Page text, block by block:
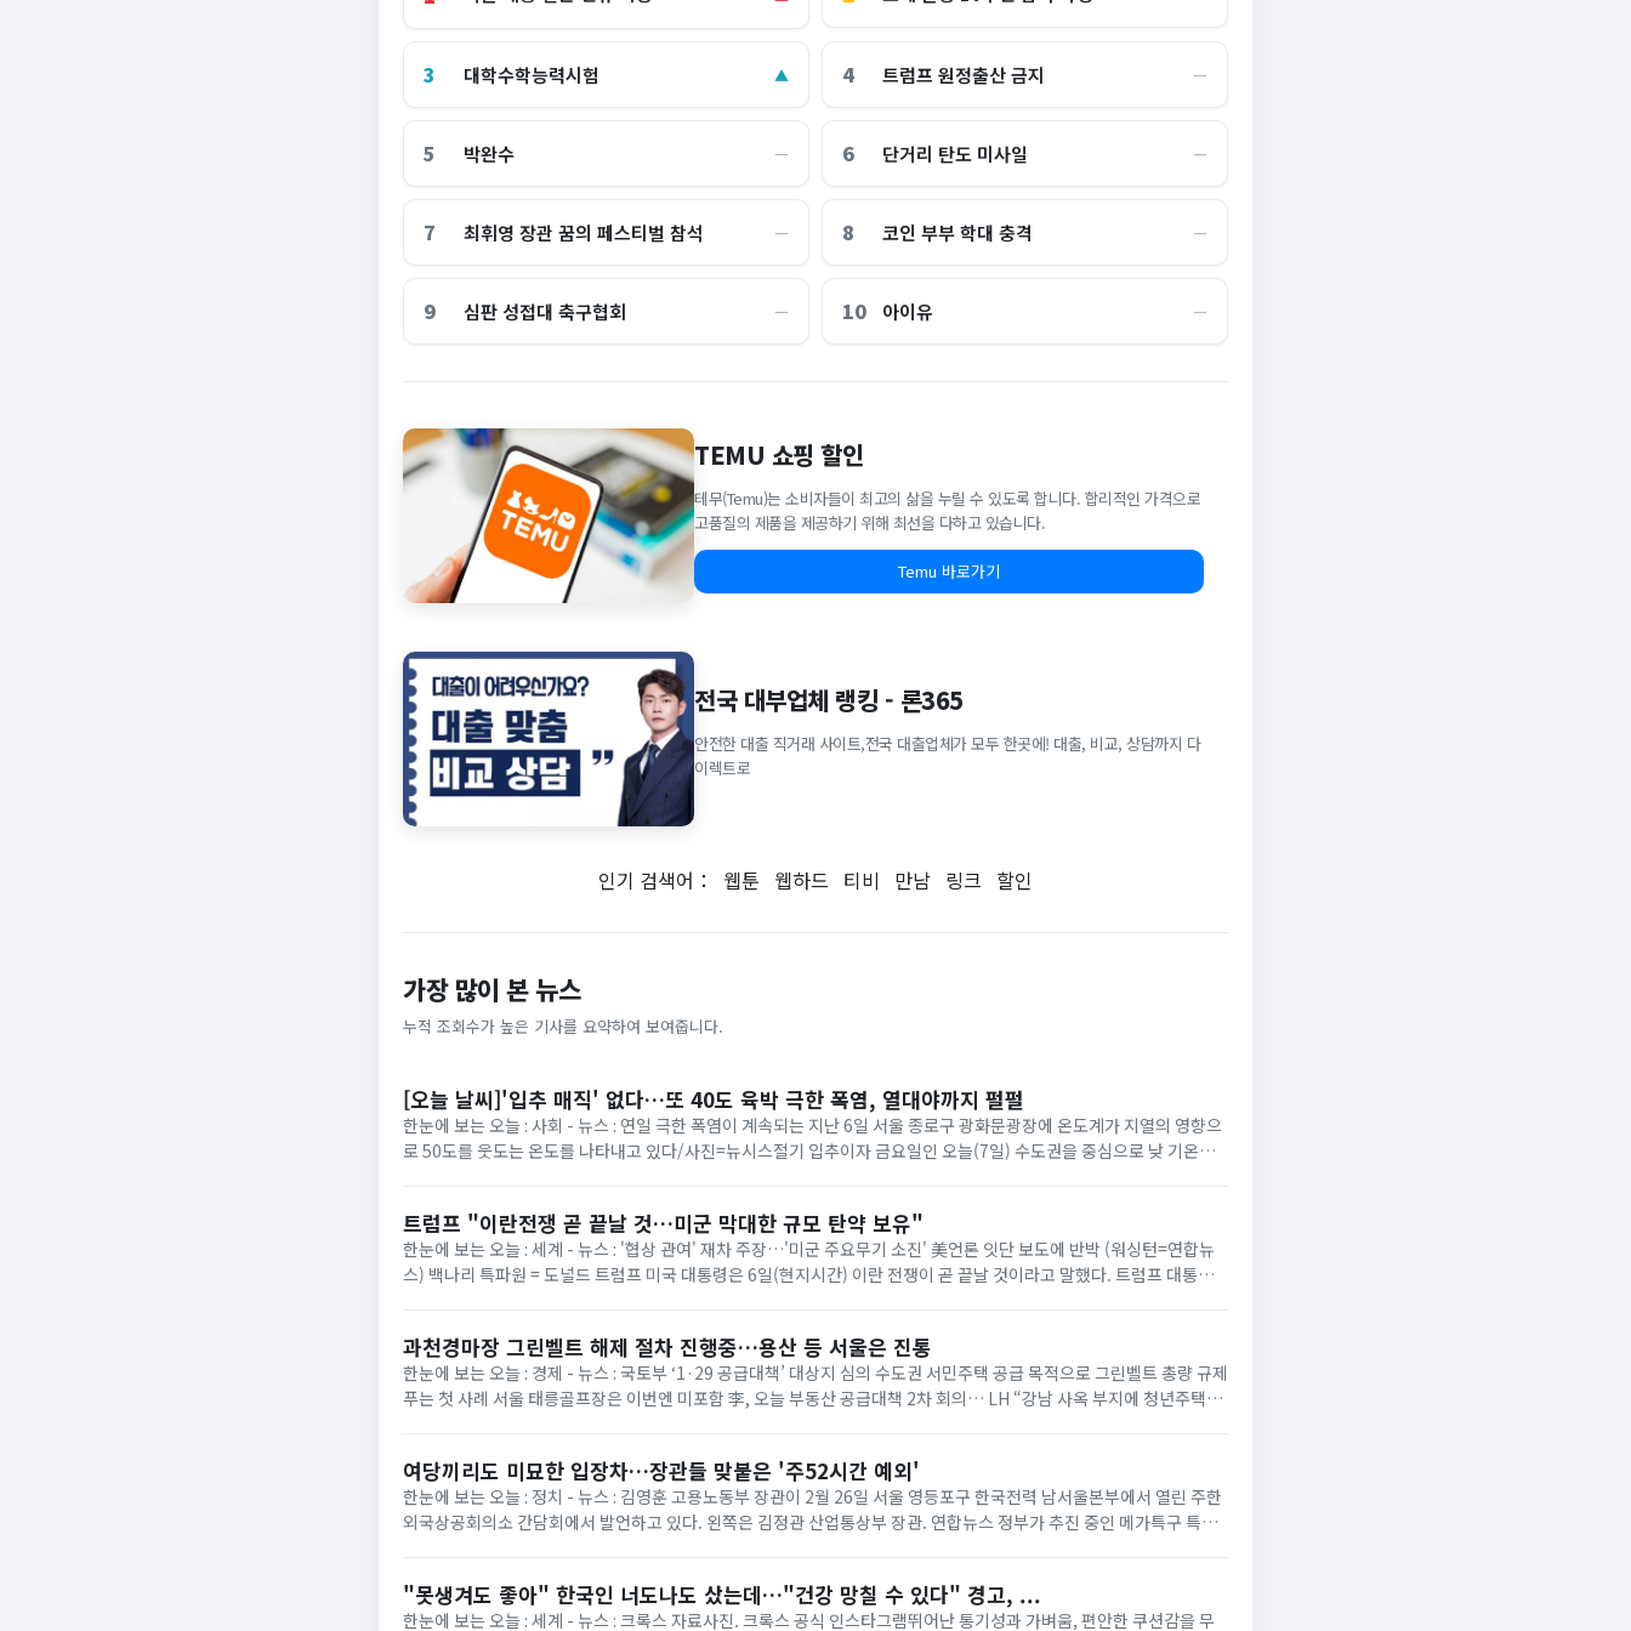
3 대학수학능력시험 ▲ 4 트럼프 원정출산 금지 ―
5 박완수 ― 6 단거리 탄도 미사일 ―
7 최휘영 장관 꿈의 페스티벌 참석 ― 8 코인 부부 학대 충격 ―
9 심판 성접대 축구협회 ― 10 아이유 ―
TEMU 쇼핑 할인
테무(Temu)는 소비자들이 최고의 삶을 누릴 수 있도록 합니다. 합리적인 가격으로
고품질의 제품을 제공하기 위해 최선을 다하고 있습니다.
Temu 바로가기
전국 대부업체 랭킹 - 론365
안전한 대출 직거래 사이트,전국 대출업체가 모두 한곳에! 대출, 비교, 상담까지 다
이렉트로
인기 검색어： 웹툰 웹하드 티비 만남 링크 할인
가장 많이 본 뉴스
누적 조회수가 높은 기사를 요약하여 보여줍니다.
[오늘 날씨]'입추 매직' 없다…또 40도 육박 극한 폭염, 열대야까지 펄펄
한눈에 보는 오늘 : 사회 - 뉴스 : 연일 극한 폭염이 계속되는 지난 6일 서울 종로구 광화문광장에 온도계가 지열의 영향으
로 50도를 웃도는 온도를 나타내고 있다/사진=뉴시스절기 입추이자 금요일인 오늘(7일) 수도권을 중심으로 낮 기온이
트럼프 "이란전쟁 곧 끝날 것…미군 막대한 규모 탄약 보유"
한눈에 보는 오늘 : 세계 - 뉴스 : '협상 관여' 재차 주장…'미군 주요무기 소진' 美언론 잇단 보도에 반박 (워싱턴=연합뉴
스) 백나리 특파원 = 도널드 트럼프 미국 대통령은 6일(현지시간) 이란 전쟁이 곧 끝날 것이라고 말했다. 트럼프 대통령
과천경마장 그린벨트 해제 절차 진행중…용산 등 서울은 진통
한눈에 보는 오늘 : 경제 - 뉴스 : 국토부 ‘1·29 공급대책’ 대상지 심의 수도권 서민주택 공급 목적으로 그린벨트 총량 규제
푸는 첫 사례 서울 태릉골프장은 이번엔 미포함 李, 오늘 부동산 공급대책 2차 회의… LH “강남 사옥 부지에 청년주택”
여당끼리도 미묘한 입장차…장관들 맞붙은 '주52시간 예외'
한눈에 보는 오늘 : 정치 - 뉴스 : 김영훈 고용노동부 장관이 2월 26일 서울 영등포구 한국전력 남서울본부에서 열린 주한
외국상공회의소 간담회에서 발언하고 있다. 왼쪽은 김정관 산업통상부 장관. 연합뉴스 정부가 추진 중인 메가특구 특별
"못생겨도 좋아" 한국인 너도나도 샀는데…"건강 망칠 수 있다" 경고, ...
한눈에 보는 오늘 : 세계 - 뉴스 : 크록스 자료사진. 크록스 공식 인스타그램뛰어난 통기성과 가벼움, 편안한 쿠션감을 무